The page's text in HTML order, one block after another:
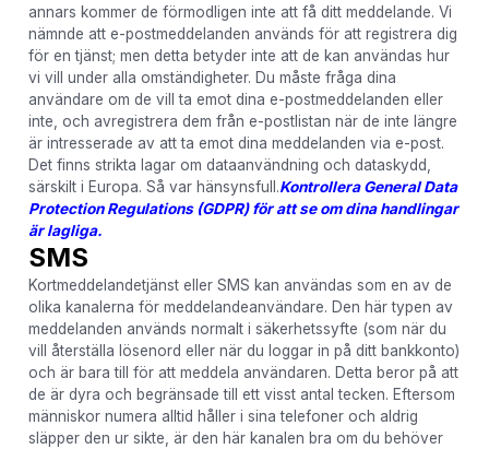
annars kommer de förmodligen inte att få ditt meddelande. Vi
nämnde att e-postmeddelanden används för att registrera dig
för en tjänst; men detta betyder inte att de kan användas hur
vi vill under alla omständigheter. Du måste fråga dina
användare om de vill ta emot dina e-postmeddelanden eller
inte, och avregistrera dem från e-postlistan när de inte längre
är intresserade av att ta emot dina meddelanden via e-post.
Det finns strikta lagar om dataanvändning och dataskydd,
särskilt i Europa. Så var hänsynsfull.Kontrollera General Data
Protection Regulations (GDPR) för att se om dina handlingar
är lagliga.
SMS
Kortmeddelandetjänst eller SMS kan användas som en av de
olika kanalerna för meddelandeanvändare. Den här typen av
meddelanden används normalt i säkerhetssyfte (som när du
vill återställa lösenord eller när du loggar in på ditt bankkonto)
och är bara till för att meddela användaren. Detta beror på att
de är dyra och begränsade till ett visst antal tecken. Eftersom
människor numera alltid håller i sina telefoner och aldrig
släpper den ur sikte, är den här kanalen bra om du behöver